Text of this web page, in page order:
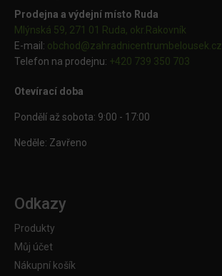
Prodejna a výdejní místo Ruda
Mlýnská 59, 271 01 Ruda, okr.Rakovník
E-mail: obchod@zahradnicentrumbelousek.cz
Telefon na prodejnu: +420 739 350 703
Otevírací doba
Pondělí až sobota: 9:00 - 17:00
Neděle: Zavřeno
Odkazy
Produkty
Můj účet
Nákupní košík